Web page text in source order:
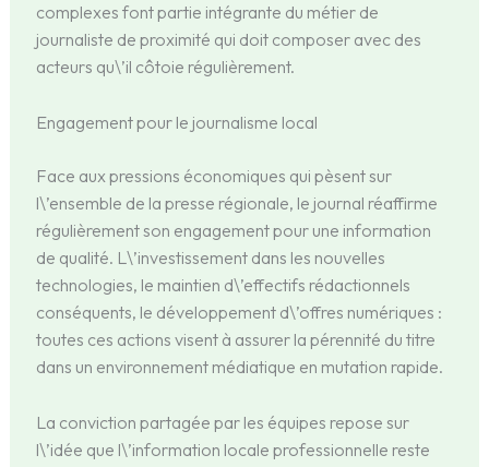
complexes font partie intégrante du métier de
journaliste de proximité qui doit composer avec des
acteurs qu\’il côtoie régulièrement.
Engagement pour le journalisme local
Face aux pressions économiques qui pèsent sur
l\’ensemble de la presse régionale, le journal réaffirme
régulièrement son engagement pour une information
de qualité. L\’investissement dans les nouvelles
technologies, le maintien d\’effectifs rédactionnels
conséquents, le développement d\’offres numériques :
toutes ces actions visent à assurer la pérennité du titre
dans un environnement médiatique en mutation rapide.
La conviction partagée par les équipes repose sur
l\’idée que l\’information locale professionnelle reste